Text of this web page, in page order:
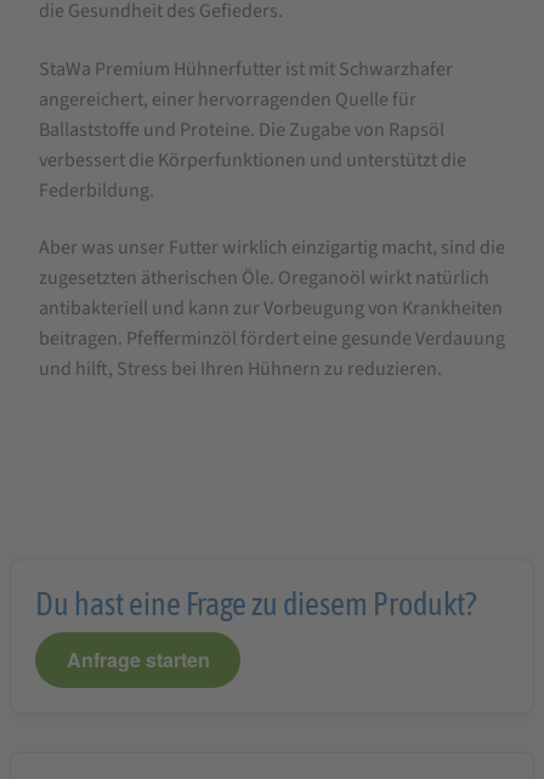
die Gesundheit des Gefieders.
StaWa Premium Hühnerfutter ist mit Schwarzhafer
angereichert, einer hervorragenden Quelle für
Ballaststoffe und Proteine. Die Zugabe von Rapsöl
verbessert die Körperfunktionen und unterstützt die
Federbildung.
Aber was unser Futter wirklich einzigartig macht, sind die
zugesetzten ätherischen Öle. Oreganoöl wirkt natürlich
antibakteriell und kann zur Vorbeugung von Krankheiten
beitragen. Pfefferminzöl fördert eine gesunde Verdauung
und hilft, Stress bei Ihren Hühnern zu reduzieren.
Du hast eine Frage zu diesem Produkt?
Anfrage starten